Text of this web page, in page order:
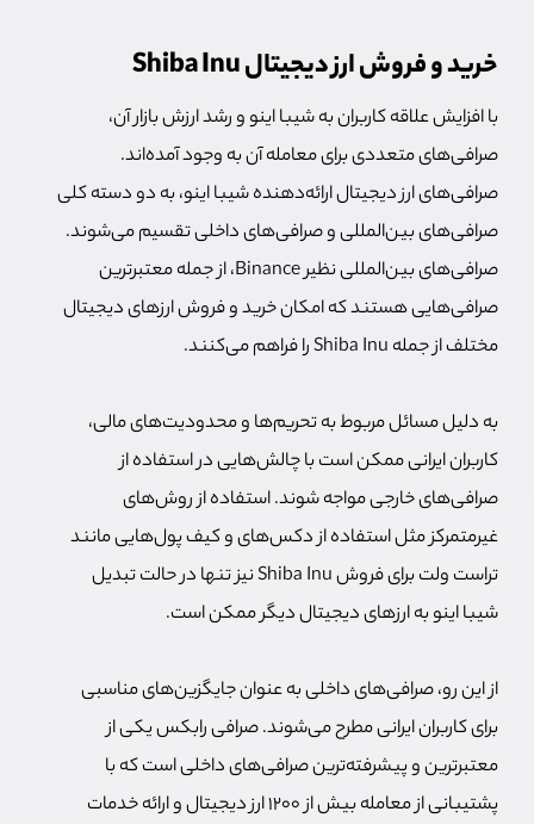
خرید و فروش ارز دیجیتال Shiba Inu
با افزایش علاقه کاربران به شیبا اینو و رشد ارزش بازار آن،
صرافی‌های متعددی برای معامله آن به وجود آمده‌اند.
صرافی‌های ارز دیجیتال ارائه‌دهنده شیبا اینو، به دو دسته کلی
صرافی‌های بین‌المللی و صرافی‌های داخلی تقسیم می‌شوند.
صرافی‌های بین‌المللی نظیر Binance، از جمله معتبرترین
صرافی‌هایی هستند که امکان خرید و فروش ارزهای دیجیتال
مختلف از جمله Shiba Inu را فراهم می‌کنند.
به دلیل مسائل مربوط به تحریم‌ها و محدودیت‌های مالی،
کاربران ایرانی ممکن است با چالش‌هایی در استفاده از
صرافی‌های خارجی مواجه شوند. استفاده از روش‌های
غیرمتمرکز مثل استفاده از دکس‌های و کیف پول‌هایی مانند
تراست ولت برای فروش Shiba Inu نیز تنها در حالت تبدیل
شیبا اینو به ارزهای دیجیتال دیگر ممکن است.
از این رو، صرافی‌های داخلی به عنوان جایگزین‌های مناسبی
برای کاربران ایرانی مطرح می‌شوند.صرافی رابکس یکی از
معتبرترین و پیشرفته‌ترین صرافی‌های داخلی است که با
پشتیبانی از معامله بیش از 1200 ارز دیجیتال و ارائه خدمات